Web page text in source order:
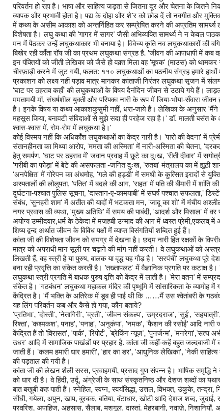
परिवर्तन हो रहा है। भाषा और साहित्य जड़ता से जितना दूर और चेतना के जितने
व्यापक और प्रभावी होता है। पद्य के दोहा और शे'र को छोड़ दें तो नवगीत और
में कथ्य के असीम आकाश को अन्तर्निहित कर सम्प्रेषित करने की अप्रतिम सामर्थ्य
विशेषता है। लघु कथा की 'गागर में सागर' जैसी अभिव्यक्ति सामर्थ्य ने न केवल
मन में पैठकर उन्हें लघुकथाकार भी बनाया है। विवेच्य कृति नव लघुकथाकारों की
बिखेर रही काँता रॉय जी का प्रथम लघुकथा संग्रह है. 'जीवन की आपाधापी में कब
इन पंक्तियों को जीती लेखिका को जैसे हो वक़्त मिला वह 'मूषक' (माउस) को थामकर
चीरफ़ाड़ी करने में जुट गयी, फलत: ११० लघुकथाओं का पठनीय संग्रह हमारे हाथों
प्रकाशन को लक्ष्य नहीं पड़ाव मात्र मानकर कांताजी निरंतर लघुकथा सृजन में
'घाट पर ठहराव कहाँ' की लघुकथाओं के विषय दैनंदिन जीवन से उठाये गये हैं। लाड़ली
ममतामयी माँ, संघर्षशील युवती और परिपक्व नारी के रूप में जिया-भोया-सँवारा
है। इनके विषय या कथ्य आकाशकुसुमी नहीं, धरा-जाये हैं। लेखिका के अनुसार 'मैंने
महसूस किया, बनावटी संविदाओं से मुझे सदा ही परहेज रहा है।' डॉ. मालती बसंत के
श्वास-श्वास में, रोम-रोम में लघुकथा है।'
कोई विस्मय नहीं कि अधिकाँश लघुकथाओं का केंद्र नारी है। 'पारो की वेदना' में
संतानहीनता का मिथ्या आरोप, 'ममता की अस्मिता' में नारी-अस्मिता की चेतना,
हेतु समर्पण, 'घाट पर ठहराव में' जवान प्रवाह में छूटे का दुःख, 'रीती दीवार' में
'गरीबी का फोड़ा' में बेटे की असफलता -जनित दुःख, 'रुतबा' मंत्रालय का में झूठी
'अनपेक्षित' में गोरेपन का अंधमोह, 'गले की हड्डी' में समधी के कुत्सित इरादों से
अस्पतालों की लोलुपता, 'पतित' में बदले की आग, 'राहत' में पति की बीमारी में शांति
दुर्घटना-पश्चात पुलिस सूचना, 'दास्तान-ए-कामयाबी' में संघर्ष पश्चात सफलता,'
संबंध, 'सुनहरी शाम' में अतीत की यादों में भटकता मन, 'जादू का शो' में मंचीय
नगर प्रवास की व्यथा, 'मुख्य अतिथि' में समय की पाबंदी, 'आदर्श और मिसाल' में वर
अयोग्य उम्मीदवार,धर्म के ठेकेदा में मजहबी उन्माद की आग में ध्वस्त प्रेमी,एकलव् में
शिष्य द्वन्द अर्थात जीवन के विविध पक्षों में व्याप्त विसंगतियाँ शब्दित हुई हैं।
कांता जी की विशेषता जीवन को समग्र में देखना है। छद्म नारी हित रक्षकों के
मात्र को अपराधी मान सूली पर चढ़ाने की मांग नहीं करतीं। वे लघुकथाओं को
लिखती हैं, वह स्त्री है या पुरुष, बालक या वृद्ध यह गौड़ है। 'सरपंची' लघुकथा पूरे देश
बना रही प्रवृत्ति का संकेत करती है। 'तख्तापलट' में वैज्ञानिक प्रगति पर कटाक्ष
लघुकथा स्त्री प्रगति में बाधक पुरुष वृत्ति को केंद्र में लाती है। 'मेरा वतन' में
संकेत है। 'गठबंधन' लघुकथा महाकल मंदिर की पृष्भूमि में सांसारिकता के व्यामोह में
केंद्रित है। 'मैं भक्ति के अतिरेक में डूब ही पाई थी कि ……मैं उस श्वेतांबरी के
यह लिंग परिवर्तन कब और कैसे हो गया, कौन बताये?
'प्रतिभा', 'दोस्ती', 'नेतागिरी', 'व्रती', 'जीवन संकल्प', 'उम्रदराज', 'सुई',
रिश्ता', 'कश्मकश', पनाह', 'पनाह', 'अनुकंपा', 'नमक', 'फैशन की रसोई' आदि नारी
केंद्रित हैं तो 'विरासत', 'पार्क', 'रिपोर्ट', 'ब्रेकिंग न्यूज', 'पुनर्जन्म', 'मनरेगा','सत्य
उधर' आदि में सामाजिक पाखंडों पर प्रहार है. कांता जी कहीं-कहें बहुत जल्दबाजी
जाती हैं। 'कलम हमारी धार हमारी', 'हार का डर', 'आधुनिक लेखिका', 'नेकी
की पड़ताल की गयी है।
कांता जी की लेखन शैली सरस, प्रवाहमयी, प्रसाद गुण संपन्न है। भाषिक समृद्धि ने
को धार दी है। वे हिंदी, उर्दू, अंग्रेजी के साथ संस्कृतनिष्ठ और देशज शब्दों का
बात बखूबी कह पाती हैं। स्नेहिल, स्वप्न, स्वयंसिद्धा, उत्तल, विभक्त, उंकुके,
सौंधी, गयेला, अपुन, खाप, बुरबक, बतिया, बंटाधार, खोटी आदि देशज शब्द, जुदाई,
परवरिश, अपाहिज, अहसास, सैलाब, मशगूल, दास्तां. मेहरबानी, नवाज़े, निशानियाँ,